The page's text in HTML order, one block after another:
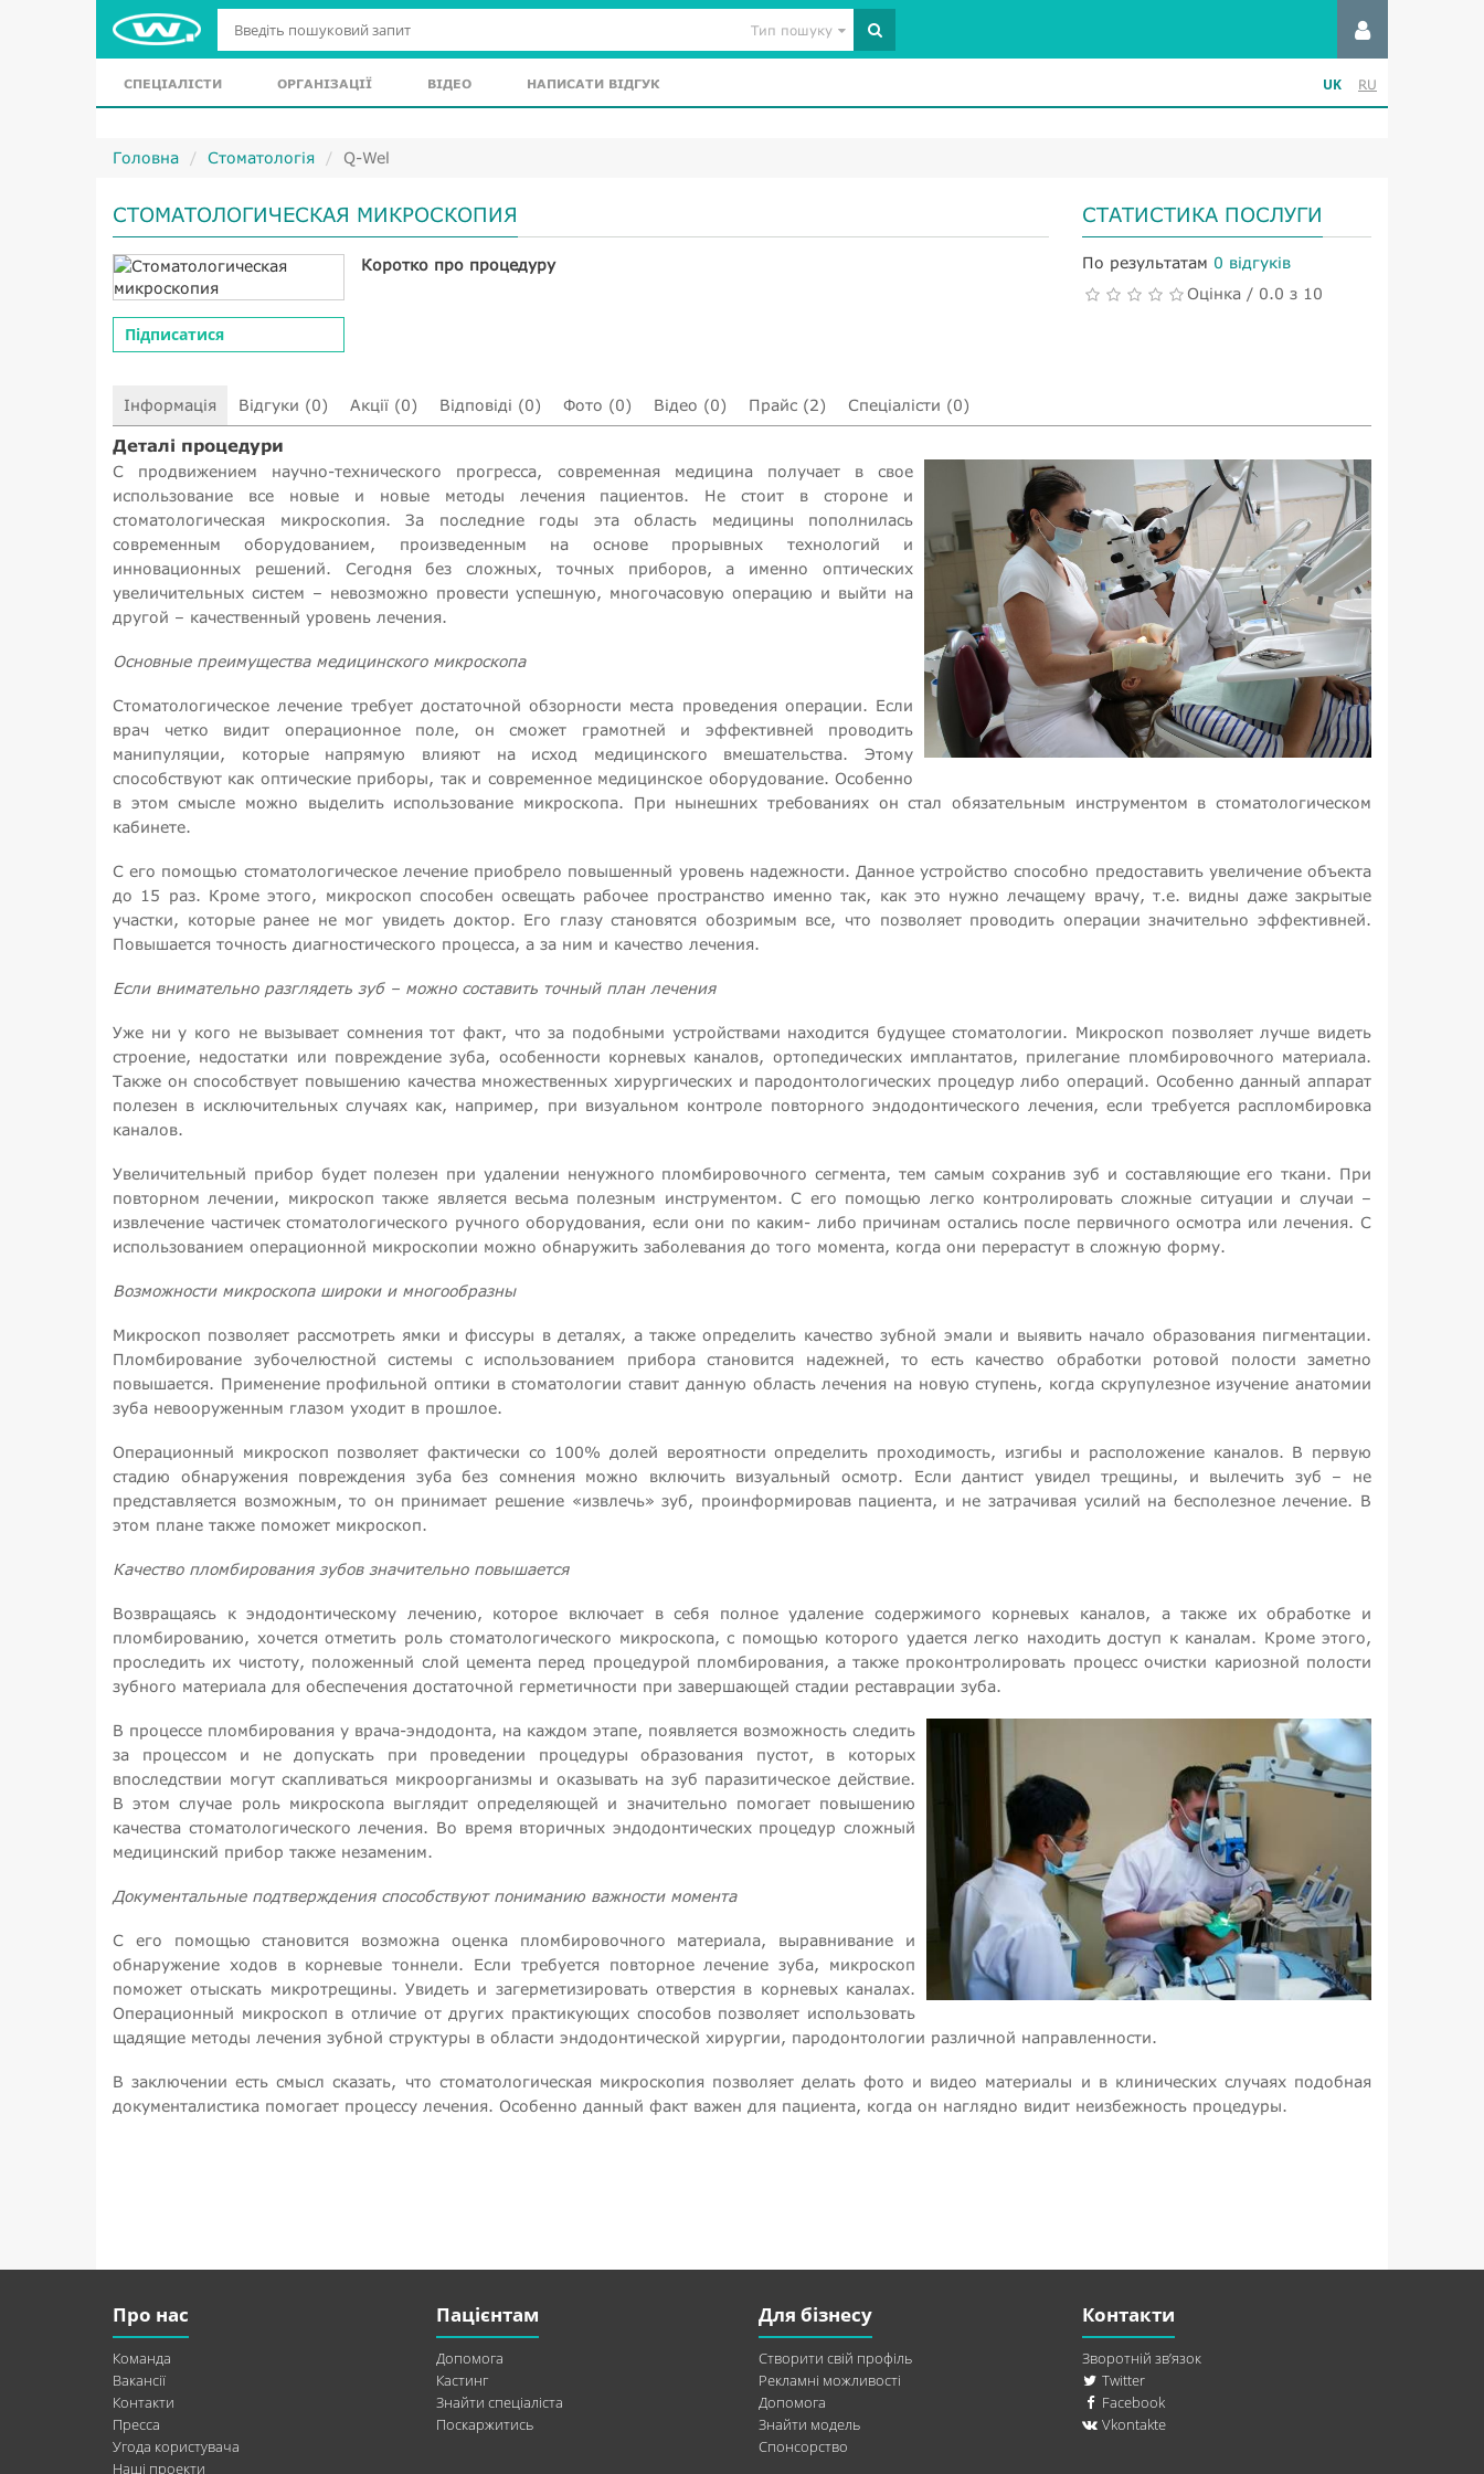
Тип пошуку
СПЕЦІАЛІСТИ ОРГАНІЗАЦІЇ ВІДЕО НАПИСАТИ ВІДГУК UK RU
Головна Стоматологія Q-Wel
СТОМАТОЛОГИЧЕСКАЯ МИКРОСКОПИЯ
Підписатися
Коротко про процедуру
СТАТИСТИКА ПОСЛУГИ
По результатам 0 відгуків
Оцінка / 0.0 з 10
Інформація Відгуки (0) Акції (0) Відповіді (0) Фото (0) Відео (0) Прайс (2) Спеціалісти (0)
Деталі процедури
С продвижением научно-технического прогресса, современная медицина получает в свое
использование все новые и новые методы лечения пациентов. Не стоит в стороне и
стоматологическая микроскопия. За последние годы эта область медицины пополнилась
современным оборудованием, произведенным на основе прорывных технологий и
инновационных решений. Сегодня без сложных, точных приборов, а именно оптических
увеличительных систем – невозможно провести успешную, многочасовую операцию и выйти на
другой – качественный уровень лечения.
Основные преимущества медицинского микроскопа
Стоматологическое лечение требует достаточной обзорности места проведения операции. Если
врач четко видит операционное поле, он сможет грамотней и эффективней проводить
манипуляции, которые напрямую влияют на исход медицинского вмешательства. Этому
способствуют как оптические приборы, так и современное медицинское оборудование. Особенно
в этом смысле можно выделить использование микроскопа. При нынешних требованиях он стал обязательным инструментом в стоматологическом
кабинете.
С его помощью стоматологическое лечение приобрело повышенный уровень надежности. Данное устройство способно предоставить увеличение объекта
до 15 раз. Кроме этого, микроскоп способен освещать рабочее пространство именно так, как это нужно лечащему врачу, т.е. видны даже закрытые
участки, которые ранее не мог увидеть доктор. Его глазу становятся обозримым все, что позволяет проводить операции значительно эффективней.
Повышается точность диагностического процесса, а за ним и качество лечения.
Если внимательно разглядеть зуб – можно составить точный план лечения
Уже ни у кого не вызывает сомнения тот факт, что за подобными устройствами находится будущее стоматологии. Микроскоп позволяет лучше видеть
строение, недостатки или повреждение зуба, особенности корневых каналов, ортопедических имплантатов, прилегание пломбировочного материала.
Также он способствует повышению качества множественных хирургических и пародонтологических процедур либо операций. Особенно данный аппарат
полезен в исключительных случаях как, например, при визуальном контроле повторного эндодонтического лечения, если требуется распломбировка
каналов.
Увеличительный прибор будет полезен при удалении ненужного пломбировочного сегмента, тем самым сохранив зуб и составляющие его ткани. При
повторном лечении, микроскоп также является весьма полезным инструментом. С его помощью легко контролировать сложные ситуации и случаи –
извлечение частичек стоматологического ручного оборудования, если они по каким- либо причинам остались после первичного осмотра или лечения. С
использованием операционной микроскопии можно обнаружить заболевания до того момента, когда они перерастут в сложную форму.
Возможности микроскопа широки и многообразны
Микроскоп позволяет рассмотреть ямки и фиссуры в деталях, а также определить качество зубной эмали и выявить начало образования пигментации.
Пломбирование зубочелюстной системы с использованием прибора становится надежней, то есть качество обработки ротовой полости заметно
повышается. Применение профильной оптики в стоматологии ставит данную область лечения на новую ступень, когда скрупулезное изучение анатомии
зуба невооруженным глазом уходит в прошлое.
Операционный микроскоп позволяет фактически со 100% долей вероятности определить проходимость, изгибы и расположение каналов. В первую
стадию обнаружения повреждения зуба без сомнения можно включить визуальный осмотр. Если дантист увидел трещины, и вылечить зуб – не
представляется возможным, то он принимает решение «извлечь» зуб, проинформировав пациента, и не затрачивая усилий на бесполезное лечение. В
этом плане также поможет микроскоп.
Качество пломбирования зубов значительно повышается
Возвращаясь к эндодонтическому лечению, которое включает в себя полное удаление содержимого корневых каналов, а также их обработке и
пломбированию, хочется отметить роль стоматологического микроскопа, с помощью которого удается легко находить доступ к каналам. Кроме этого,
проследить их чистоту, положенный слой цемента перед процедурой пломбирования, а также проконтролировать процесс очистки кариозной полости
зубного материала для обеспечения достаточной герметичности при завершающей стадии реставрации зуба.
В процессе пломбирования у врача-эндодонта, на каждом этапе, появляется возможность следить
за процессом и не допускать при проведении процедуры образования пустот, в которых
впоследствии могут скапливаться микроорганизмы и оказывать на зуб паразитическое действие.
В этом случае роль микроскопа выглядит определяющей и значительно помогает повышению
качества стоматологического лечения. Во время вторичных эндодонтических процедур сложный
медицинский прибор также незаменим.
Документальные подтверждения способствуют пониманию важности момента
С его помощью становится возможна оценка пломбировочного материала, выравнивание и
обнаружение ходов в корневые тоннели. Если требуется повторное лечение зуба, микроскоп
поможет отыскать микротрещины. Увидеть и загерметизировать отверстия в корневых каналах.
Операционный микроскоп в отличие от других практикующих способов позволяет использовать
щадящие методы лечения зубной структуры в области эндодонтической хирургии, пародонтологии различной направленности.
В заключении есть смысл сказать, что стоматологическая микроскопия позволяет делать фото и видео материалы и в клинических случаях подобная
документалистика помогает процессу лечения. Особенно данный факт важен для пациента, когда он наглядно видит неизбежность процедуры.
Про нас
Команда
Вакансії
Контакти
Пресса
Угода користувача
Наші проекти
Пацієнтам
Допомога
Кастинг
Знайти спеціаліста
Поскаржитись
Для бізнесу
Створити свій профіль
Рекламні можливості
Допомога
Знайти модель
Спонсорство
Контакти
Зворотній зв’язок
Twitter
Facebook
Vkontakte